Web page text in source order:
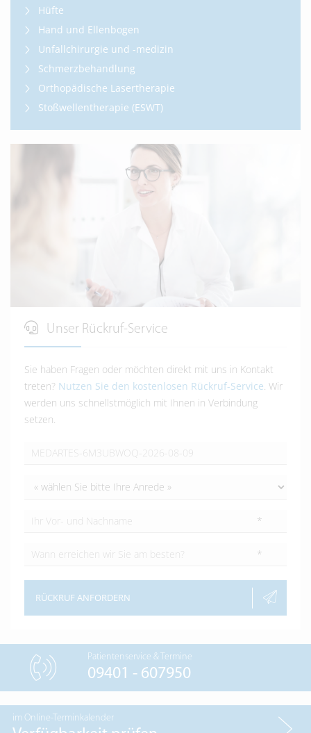
Hüfte
Hand und Ellenbogen
Unfallchirurgie und -medizin
Schmerzbehandlung
Orthopädische Lasertherapie
Stoßwellentherapie (ESWT)
Unser Rückruf-Service
Sie haben Fragen oder möchten direkt mit uns in Kontakt
treten? Nutzen Sie den kostenlosen Rückruf-Service. Wir
werden uns schnellstmöglich mit Ihnen in Verbindung
setzen.
*
*
RÜCKRUF ANFORDERN
Patientenservice & Termine
09401 - 607950
im Online-Terminkalender